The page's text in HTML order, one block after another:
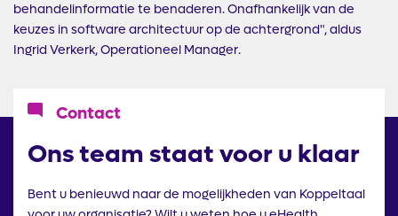
behandelinformatie te benaderen. Onafhankelijk van de
keuzes in software architectuur op de achtergrond", aldus
Ingrid Verkerk, Operationeel Manager.
IcoonContact
Ons team staat voor u klaar
Bent u benieuwd naar de mogelijkheden van Koppeltaal